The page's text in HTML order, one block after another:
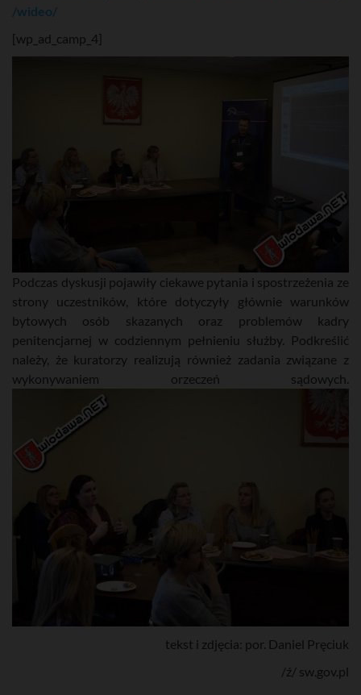
/wideo/
[wp_ad_camp_4]
Podczas dyskusji pojawiły ciekawe pytania i spostrzeżenia ze
strony uczestników, które dotyczyły głównie warunków
bytowych osób skazanych oraz problemów kadry
penitencjarnej w codziennym pełnieniu służby. Podkreślić
należy, że kuratorzy realizują również zadania związane z
wykonywaniem orzeczeń sądowych.
tekst i zdjęcia: por. Daniel Pręciuk
/ź/ sw.gov.pl